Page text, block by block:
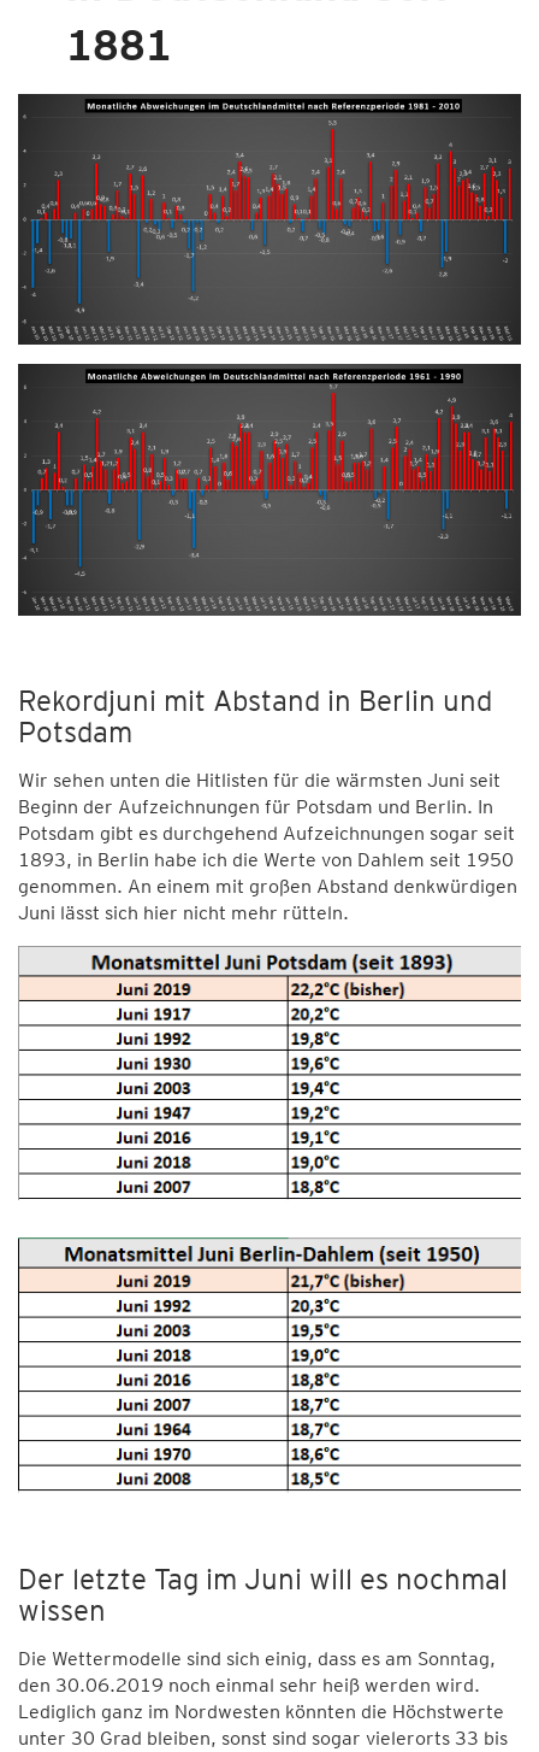
1881
Rekordjuni mit Abstand in Berlin und
Potsdam
Wir sehen unten die Hitlisten für die wärmsten Juni seit
Beginn der Aufzeichnungen für Potsdam und Berlin. In
Potsdam gibt es durchgehend Aufzeichnungen sogar seit
1893, in Berlin habe ich die Werte von Dahlem seit 1950
genommen. An einem mit großen Abstand denkwürdigen
Juni lässt sich hier nicht mehr rütteln.
Der letzte Tag im Juni will es nochmal
wissen
Die Wettermodelle sind sich einig, dass es am Sonntag,
den 30.06.2019 noch einmal sehr heiß werden wird.
Lediglich ganz im Nordwesten könnten die Höchstwerte
unter 30 Grad bleiben, sonst sind sogar vielerorts 33 bis